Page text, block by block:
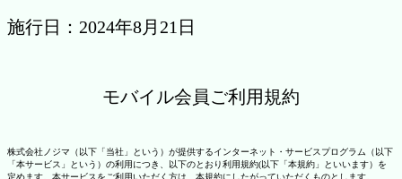
施行日：2024年8月21日
モバイル会員ご利用規約
株式会社ノジマ（以下「当社」という）が提供するインターネット・サービスプログラム（以下
「本サービス」という）の利用につき、以下のとおり利用規約(以下「本規約」といいます）を
定めます。本サービスをご利用いただく方は、本規約にしたがっていただくものとします。